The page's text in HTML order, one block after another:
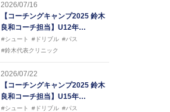
2026/07/16
【コーチングキャンプ2025 鈴木
良和コーチ担当】U12年…
#シュート #ドリブル #パス
#鈴木代表クリニック
2026/07/22
【コーチングキャンプ2025 鈴木
良和コーチ担当】U15年…
#シュート #ドリブル #パス